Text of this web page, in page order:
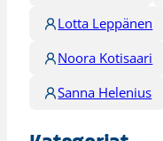
Lotta Leppänen
Noora Kotisaari
Sanna Helenius